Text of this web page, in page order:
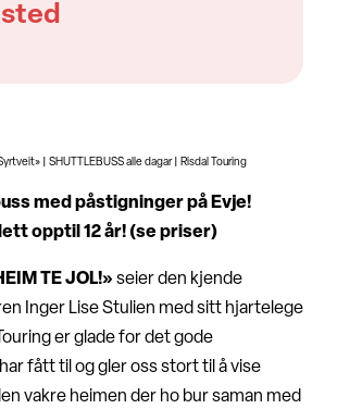
| SHUTTLEBUSS alle dagar | Risdal Touring
med påstigninger på Evje!
opptil 12 år! (se priser)
TE JOL!» seier den kjende
Inger Lise Stulien med sitt hjartelege
er glade for det gode
fått til og gler oss stort til å vise
vakre heimen der ho bur saman med